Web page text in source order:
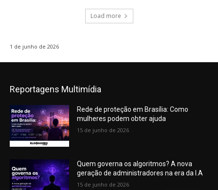
Load more
1 de junho de 2026
Reportagens Multimídia
Rede de proteção em Brasília: Como
mulheres podem obter ajuda
15 de junho de 2026
Quem governa os algoritmos? A nova
geração de administradores na era da I.A
15 de junho de 2026